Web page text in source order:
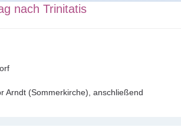
nach Trinitatis
Arndt (Sommerkirche), anschließend